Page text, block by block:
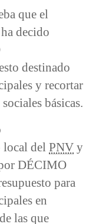
que el
decido
destinado
y recortar
básicas.
local del PNV y
DÉCIMO
para
en
las que